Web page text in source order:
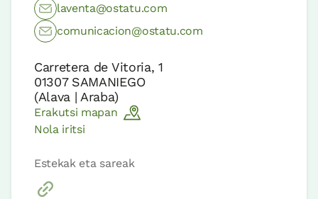
laventa@ostatu.com
comunicacion@ostatu.com
Carretera de Vitoria, 1
01307 SAMANIEGO
(Alava | Araba)
Erakutsi mapan
Nola iritsi
Estekak eta sareak